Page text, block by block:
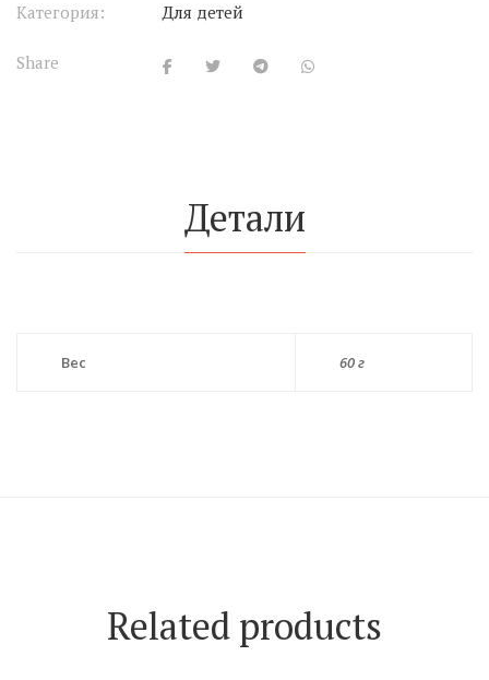
Категория: Для детей
Share
Детали
Вес 60 г
Related products